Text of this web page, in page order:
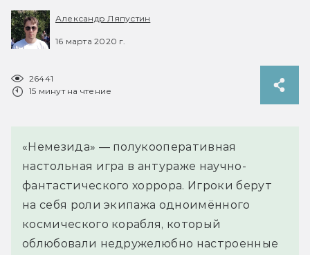
Александр Ляпустин
16 марта 2020 г.
26441
15 минут на чтение
«Немезида» — полукооперативная
настольная игра в антураже научно-
фантастического хоррора. Игроки берут
на себя роли экипажа одноимённого
космического корабля, который
облюбовали недружелюбно настроенные